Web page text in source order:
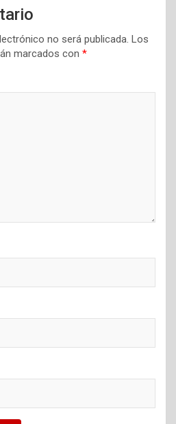
no será publicada. Los
marcados con *